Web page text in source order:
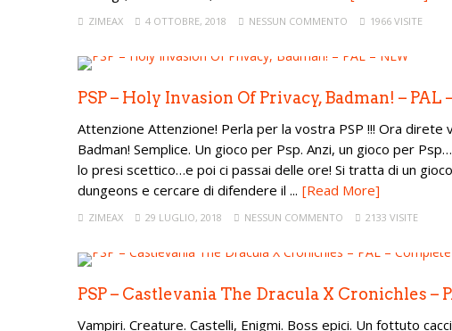
ZIMEAX 4 OTTOBRE, 2018 NESSUN COMMENTO 1966 VISITE
PSP – Holy Invasion Of Privacy, Badman! – PAL
Attenzione Attenzione! Perla per la vostra PSP !!! Ora
Badman! Semplice. Un gioco per Psp. Anzi, un gioco per
lo presi scettico…e poi ci passai delle ore! Si tratta di un
dungeons e cercare di difendere il ... [Read More]
ZIMEAX 29 LUGLIO, 2018 NESSUN COMMENTO 2133 VISITE
PSP – Castlevania The Dracula X Cronichles –
Vampiri. Creature. Castelli, Enigmi. Boss epici. Un fottuto